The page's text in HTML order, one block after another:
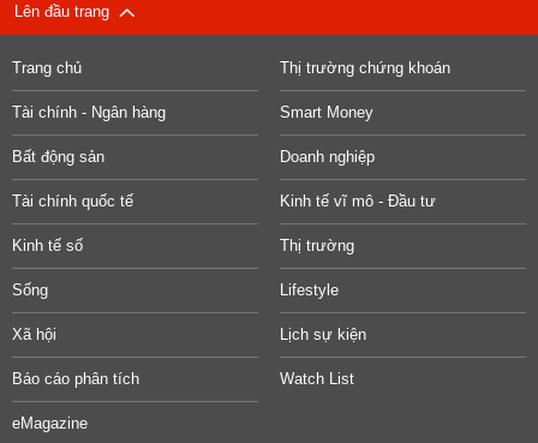
Lên đầu trang
Trang chủ Thị trường chứng khoán
Tài chính - Ngân hàng Smart Money
Bất động sản Doanh nghiệp
Tài chính quốc tế Kinh tế vĩ mô - Đầu tư
Kinh tế số Thị trường
Sống Lifestyle
Xã hội Lịch sự kiện
Báo cáo phân tích Watch List
eMagazine